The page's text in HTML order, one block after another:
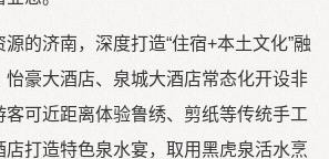
的济南，深度打造“住宿+本土文化”融
怡豪大酒店、泉城大酒店常态化开设非
可近距离体验鲁绣、剪纸等传统手工
打造特色泉水宴，取用黑虎泉活水烹